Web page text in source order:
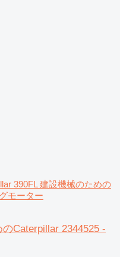
390FL 建設機械のための
モーター
Caterpillar 2344525 -